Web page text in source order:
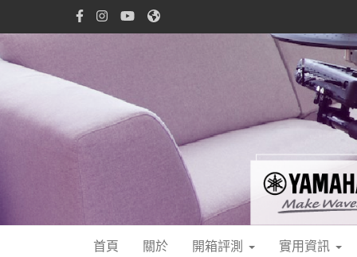
首頁 關於 開箱評測 實用資訊